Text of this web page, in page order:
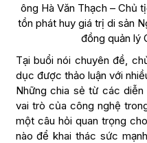
ông Hà Văn Thạch – Chủ
tồn phát huy giá trị di sản
đồng quản lý
Tại buổi nói chuyên đề,
dục được thảo luận với
Những chia sẻ từ các
vai trò của công nghệ
một câu hỏi quan trọng
nào để khai thác sức